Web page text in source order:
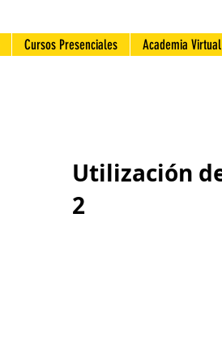
Cursos Presenciales Academia Virtual
Utilización
2